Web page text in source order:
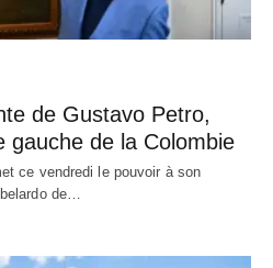
de Gustavo Petro,
gauche de la Colombie
ce vendredi le pouvoir à son
de…